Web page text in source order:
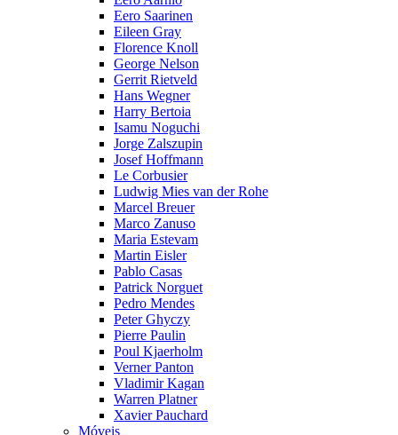
Eero Saarinen
Eileen Gray
Florence Knoll
George Nelson
Gerrit Rietveld
Hans Wegner
Harry Bertoia
Isamu Noguchi
Jorge Zalszupin
Josef Hoffmann
Le Corbusier
Ludwig Mies van der Rohe
Marcel Breuer
Marco Zanuso
Maria Estevam
Martin Eisler
Pablo Casas
Patrick Norguet
Pedro Mendes
Peter Ghyczy
Pierre Paulin
Poul Kjaerholm
Verner Panton
Vladimir Kagan
Warren Platner
Xavier Pauchard
Móveis